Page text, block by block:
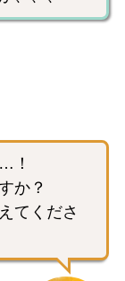
！
か？
てくださ